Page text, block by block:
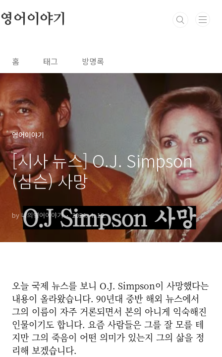
영어이야기
홈 태그 방명록
영어이야기
[시사 뉴스] O.J. Simpson
(심슨) 사망
by 나의영어이야기 2024. 4. 12.
오늘 국제 뉴스를 보니 O.J. Simpson이 사망했다는
내용이 올라왔습니다. 90년대 중반 해외 뉴스에서
그의 이름이 자주 거론되면서 본의 아니게 익숙해진
인물이기도 합니다. 요즘 사람들은 그를 잘 모를 테
지만 그의 죽음이 어떤 의미가 있는지 그의 삶을 정
리해 보겠습니다.